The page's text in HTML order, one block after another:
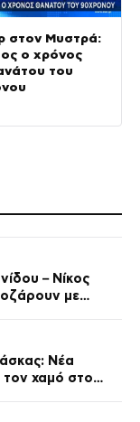
στον Μυστρά:
ο χρόνος
του
– Νίκος
με
Νέα
τον χαμό στο